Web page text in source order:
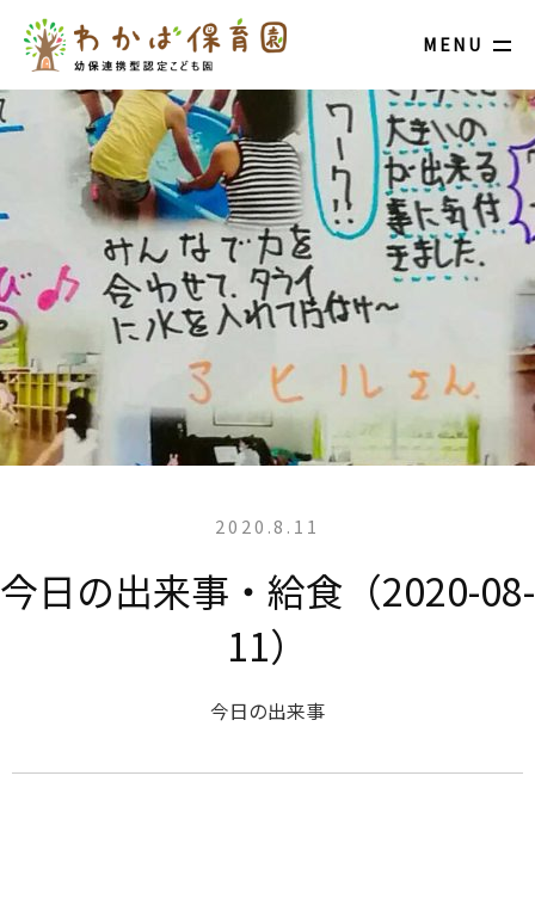
MENU
2020.8.11
今日の出来事・給食（2020-08-
11）
今日の出来事